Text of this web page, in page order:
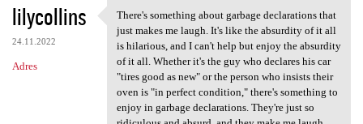
lilycollins
24.11.2022
Adres
There's something about
There's something about garbage declarations that
just makes me laugh. It's like the absurdity of it all
is hilarious, and I can't help but enjoy the absurdity
of it all. Whether it's the guy who declares his car
"tires good as new" or the person who insists their
oven is "in perfect condition," there's something to
enjoy in garbage declarations. They're just so